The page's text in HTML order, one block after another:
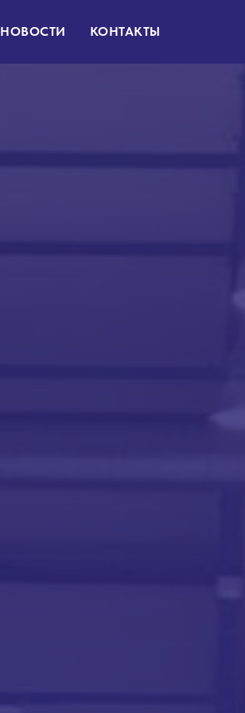
НОВОСТИ КОНТАКТЫ